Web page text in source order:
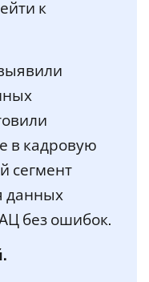
к
в кадровую
сегмент
данных
без ошибок.